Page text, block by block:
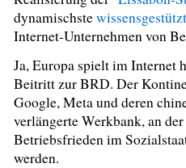
dynamischste
Internet-Unternehmen von
Ja, Europa spielt im Internet
Beitritt zur BRD. Der
Google, Meta und deren
verlängerte Werkbank, an
Betriebsfrieden im
werden.